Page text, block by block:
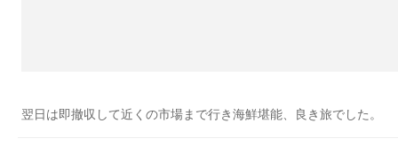
翌日は即撤収して近くの市場まで行き海鮮堪能、良き旅でした。